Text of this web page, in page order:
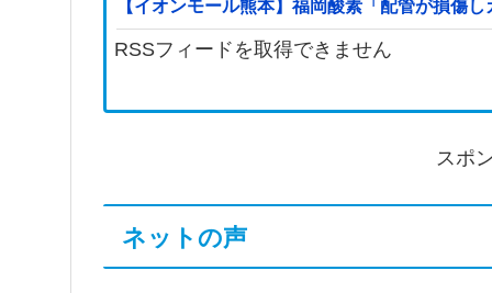
【イオンモール熊本】福岡酸素「配管が損傷
RSSフィードを取得できません
スポ
ネットの声